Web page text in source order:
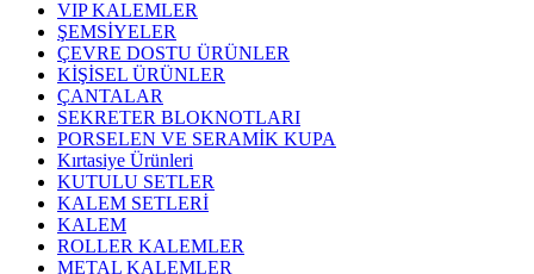
VIP KALEMLER
ŞEMSİYELER
ÇEVRE DOSTU ÜRÜNLER
KİŞİSEL ÜRÜNLER
ÇANTALAR
SEKRETER BLOKNOTLARI
PORSELEN VE SERAMİK KUPA
Kırtasiye Ürünleri
KUTULU SETLER
KALEM SETLERİ
KALEM
ROLLER KALEMLER
METAL KALEMLER